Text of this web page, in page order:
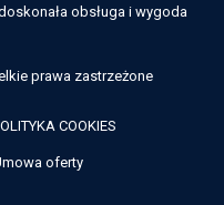
obsługa i wygoda
prawa zastrzeżone
COOKIES
oferty